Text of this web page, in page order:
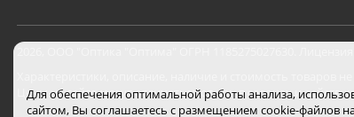
Характеристики, описание, наличие и стоимость товаров
Цены на сайте могут отличаться от цен в салонах и
Для обеспечения оптимальной работы анализа,
сайтом, Вы соглашаетесь с размещением cookie-файлов